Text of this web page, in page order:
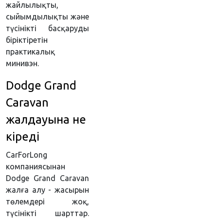
жайлылықты,
сыйымдылықты және
түсінікті басқаруды
біріктіретін
практикалық
минивэн.
Dodge Grand
Caravan
жалдауына не
кіреді
CarForLong
компаниясынан
Dodge Grand Caravan
жалға алу - жасырын
төлемдері жоқ,
түсінікті шарттар.